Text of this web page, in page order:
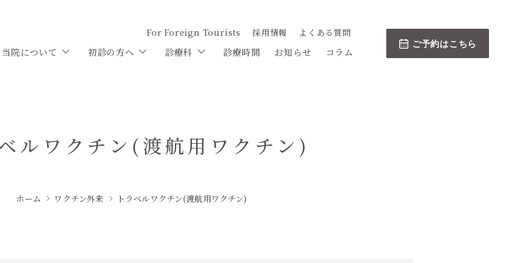
For Foreign Tourists 採用情報 よくある質問
当院について 初診の方へ 診療科 診療時間 お知らせ コラム
ご予約はこちら
ルワクチン(渡航用ワクチン)
ホーム ワクチン外来 トラベルワクチン(渡航用ワクチン)